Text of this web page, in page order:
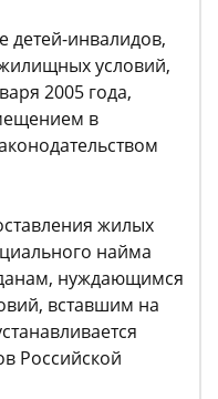
инвалидов,
условий,
2005 года,
в
жилых
найма
нуждающимся
вставшим на
Российской